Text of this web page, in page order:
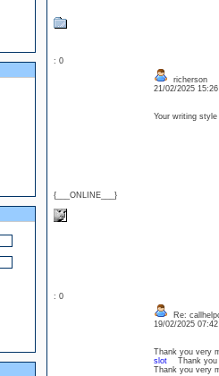
: 0
{___ONLINE___}
richerson
21/02/2025
Your writing
: 0
Re:
19/02/2025
Thank you very
slotThank you
Thank you very